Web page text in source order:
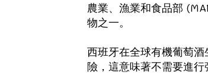
農業、漁業和食品部
物之一。
西班牙在全球有機葡萄
險，這意味著不需要進